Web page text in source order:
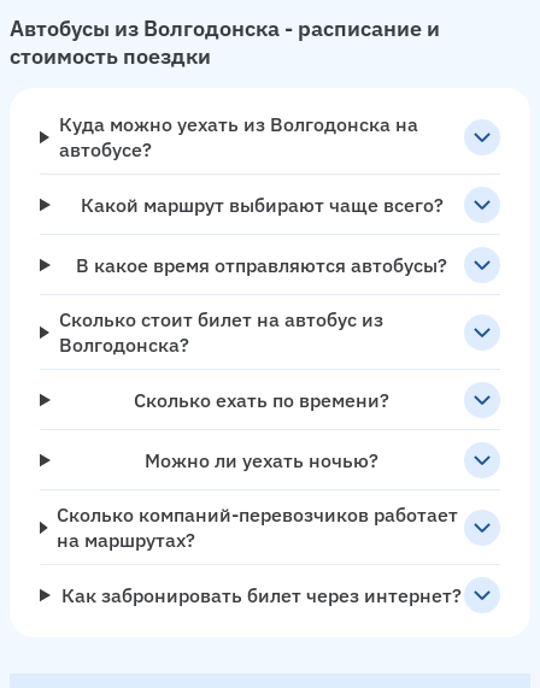
Автобусы из Волгодонска - расписание и
стоимость поездки
Куда можно уехать из Волгодонска на
автобусе?
Какой маршрут выбирают чаще всего?
В какое время отправляются автобусы?
Сколько стоит билет на автобус из
Волгодонска?
Сколько ехать по времени?
Можно ли уехать ночью?
Сколько компаний-перевозчиков работает
на маршрутах?
Как забронировать билет через интернет?